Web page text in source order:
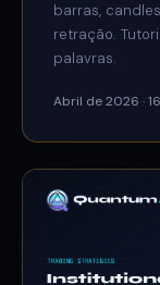
barras,
retração.
palavras.
Abril de 2026 ·